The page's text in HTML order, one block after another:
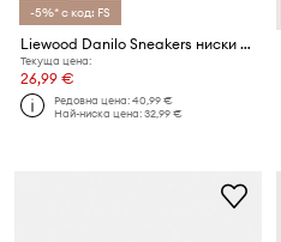
-5%* с код: FS
Liewood Danilo Sneakers ниски кецове за деца
Текуща цена:
26,99 €
Редовна цена:40,99 €
Най-ниска цена:32,99 €